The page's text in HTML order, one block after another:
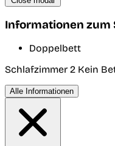
Informationen zum
Doppelbett
Schlafzimmer 2 Kein
Alle Informationen